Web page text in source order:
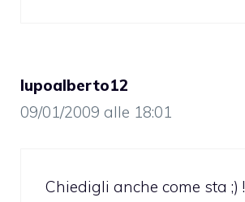
lupoalberto12
09/01/2009 alle 18:01
Chiedigli anche come sta ;) !